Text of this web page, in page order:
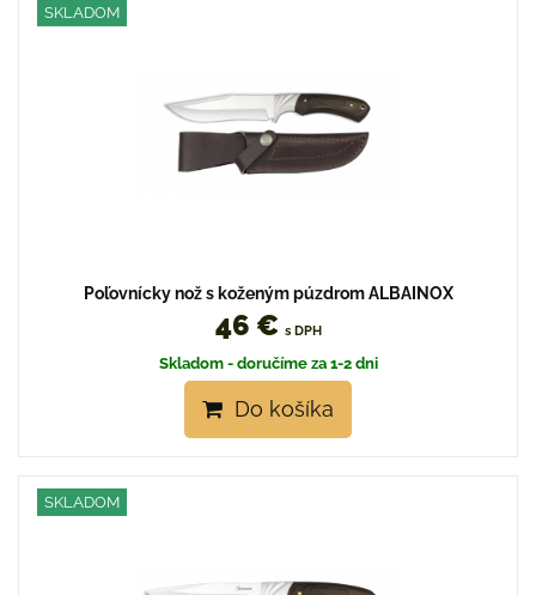
SKLADOM
Poľovnícky nož s koženým púzdrom ALBAINOX
46 € s DPH
Skladom - doručíme za 1-2 dni
Do košíka
SKLADOM